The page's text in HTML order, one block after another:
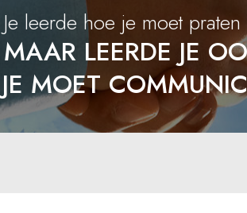
Scientology
Je leerde hoe je moet
MAAR LEERDE JE
MOET